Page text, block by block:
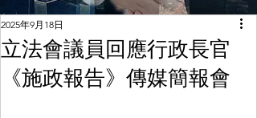
立法會議員回應行政長官
《施政報告》傳媒簡報會
2025年9月18日